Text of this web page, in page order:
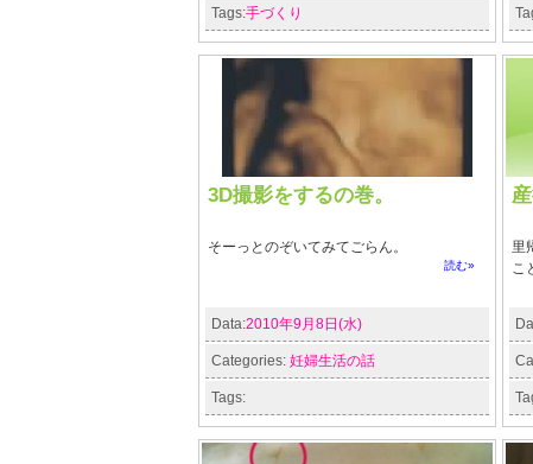
Tags:手づくり
3D撮影をするの巻。
そーっとのぞいてみてごらん。
読む»
Data:2010年9月8日(水)
Categories: 妊婦生活の話
Tags:
里
こ